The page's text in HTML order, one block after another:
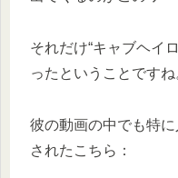
それだけ“キャブヘイ
ったということですね
彼の動画の中でも特
されたこちら：